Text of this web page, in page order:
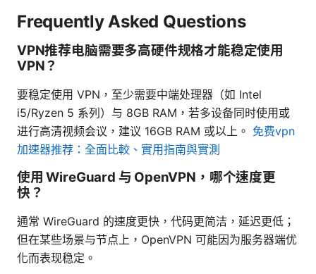
Frequently Asked Questions
VPN推荐电脑需要多高硬件规格才能稳定使用
VPN？
要稳定使用 VPN，至少需要中端处理器（如 Intel
i5/Ryzen 5 系列）与 8GB RAM，若多设备同时使用或
进行高清视频会议，建议 16GB RAM 或以上。 免费vpn
加速器推荐：全面比較、實用指南與實測
使用 WireGuard 与 OpenVPN，哪个速度更
快？
通常 WireGuard 的速度更快，代码更简洁，延迟更低；
但在某些场景与节点上，OpenVPN 可能因为服务器端优
化而表现稳定。